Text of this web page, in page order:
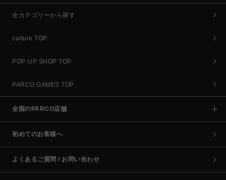
全カテゴリーから探す
culture TOP
POP-UP SHOP TOP
PARCO GAMES TOP
全国のPARCO店舗
初めてのお客様へ
よくあるご質問 / お問い合わせ